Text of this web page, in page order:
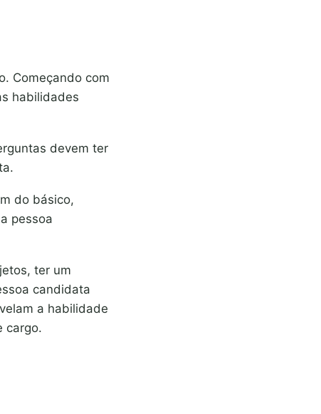
Começando com
habilidades
devem ter
do básico,
pessoa
ter um
candidata
a habilidade
cargo.